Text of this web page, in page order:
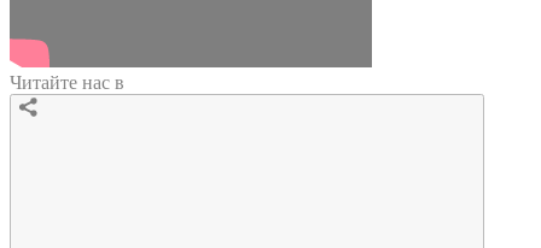
Читайте нас в